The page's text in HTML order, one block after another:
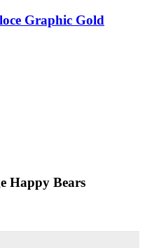
Graphic Gold
Happy Bears